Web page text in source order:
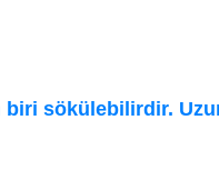
biri sökülebilirdir.